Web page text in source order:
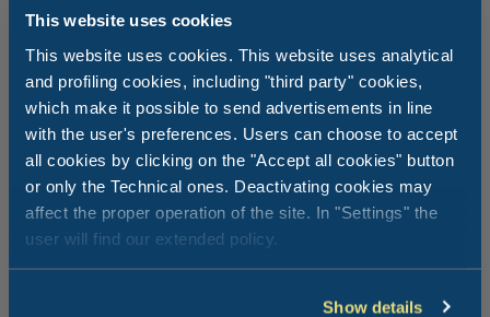
This website uses cookies
This website uses cookies. This website uses analytical
and profiling cookies, including "third party" cookies,
which make it possible to send advertisements in line
with the user's preferences. Users can choose to accept
all cookies by clicking on the "Accept all cookies" button
or only the Technical ones. Deactivating cookies may
affect the proper operation of the site. In "Settings" the
user will find our extended policy.
Show details
Co robimy dziś wieczorem w Milano
Marittima?
W Milano Marittima masz do wyboru wiele propozycji,
jeśli chcesz spędzić wspaniały wieczór! Bary uliczne są
sercem nocnego życia miasta: znajdziesz je na ulicach
centrum, obok siebie, a wszystkie są różne. Baw się
dobrze podczas zwiedzania artystycznych rond lub
zrelaksuj się podczas spaceru po lesie sosnowym i
romantycznego aperitifu na plaży. A co powiesz na